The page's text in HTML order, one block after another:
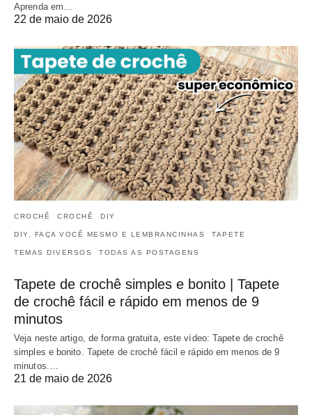
Aprenda em…
22 de maio de 2026
CROCHÊ CROCHÊ DIY
DIY, FAÇA VOCÊ MESMO E LEMBRANCINHAS TAPETE
TEMAS DIVERSOS TODAS AS POSTAGENS
Tapete de crochê simples e bonito | Tapete
de crochê fácil e rápido em menos de 9
minutos
Veja neste artigo, de forma gratuita, este vídeo: Tapete de crochê
simples e bonito. Tapete de crochê fácil e rápido em menos de 9
minutos.…
21 de maio de 2026